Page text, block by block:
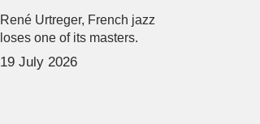
René Urtreger, French jazz
loses one of its masters.
19 July 2026